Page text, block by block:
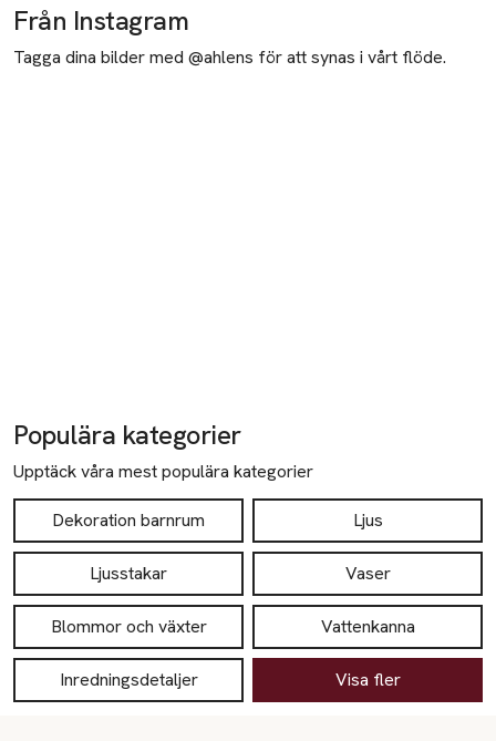
Från Instagram
Tagga dina bilder med @ahlens för att synas i vårt flöde.
Populära kategorier
Upptäck våra mest populära kategorier
Dekoration barnrum Ljus
Ljusstakar Vaser
Blommor och växter Vattenkanna
Inredningsdetaljer Visa fler